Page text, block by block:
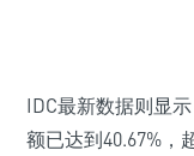
IDC最新数据则显
额已达到40.67%，